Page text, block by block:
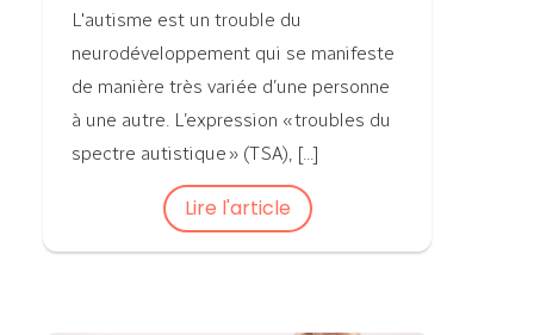
L'autisme est un trouble du
neurodéveloppement qui se manifeste
de manière très variée d’une personne
à une autre. L’expression « troubles du
spectre autistique » (TSA), [...]
Lire l'article